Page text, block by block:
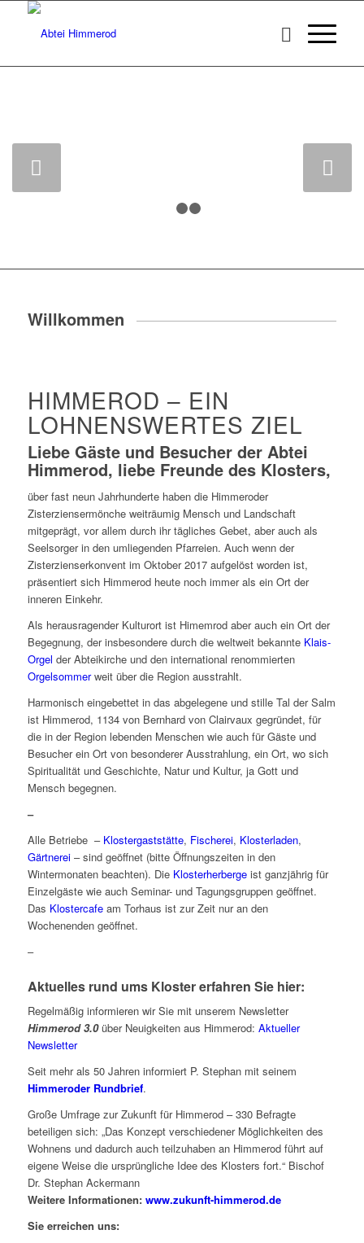
Willkommen
HIMMEROD – EIN
LOHNENSWERTES ZIEL
Liebe Gäste und Besucher der Abtei
Himmerod, liebe Freunde des Klosters,
über fast neun Jahrhunderte haben die Himmeroder
Zisterziensermönche weiträumig Mensch und Landschaft
mitgeprägt, vor allem durch ihr tägliches Gebet, aber auch als
Seelsorger in den umliegenden Pfarreien. Auch wenn der
Zisterzienserkonvent im Oktober 2017 aufgelöst worden ist,
präsentiert sich Himmerod heute noch immer als ein Ort der
inneren Einkehr.
Als herausragender Kulturort ist Himemrod aber auch ein Ort der
Begegnung, der insbesondere durch die weltweit bekannte Klais-
Orgel der Abteikirche und den international renommierten
Orgelsommerweit über die Region ausstrahlt.
Harmonisch eingebettet in das abgelegene und stille Tal der Salm
ist Himmerod, 1134 von Bernhard von Clairvaux gegründet, für
die in der Region lebenden Menschen wie auch für Gäste und
Besucher ein Ort von besonderer Ausstrahlung, ein Ort, wo sich
Spiritualität und Geschichte, Natur und Kultur, ja Gott und
Mensch begegnen.
–
Alle Betriebe – Klostergaststätte, Fischerei, Klosterladen,
Gärtnerei– sind geöffnet (bitte Öffnungszeiten in den
Wintermonaten beachten). Die Klosterherbergeist ganzjährig für
Einzelgäste wie auch Seminar- und Tagungsgruppen geöffnet.
Das Klostercafeam Torhaus ist zur Zeit nur an den
Wochenenden geöffnet.
–
Aktuelles rund ums Kloster erfahren Sie hier:
Regelmäßig informieren wir Sie mit unserem Newsletter
Himmerod 3.0über Neuigkeiten aus Himmerod: Aktueller
Newsletter
Seit mehr als 50 Jahren informiert P. Stephan mit seinem
Himmeroder Rundbrief.
Große Umfrage zur Zukunft für Himmerod – 330 Befragte
beteiligen sich: „Das Konzept verschiedener Möglichkeiten des
Wohnens und dadurch auch teilzuhaben an Himmerod führt auf
eigene Weise die ursprüngliche Idee des Klosters fort.“ Bischof
Dr. Stephan Ackermann
Weitere Informationen: www.zukunft-himmerod.de
Sie erreichen uns: